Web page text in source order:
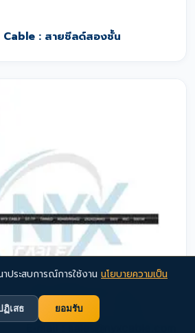
: สายชีลด์สองชั้น
ประสบการณ์การใช้งาน นโยบายความเป็น
ฏิเสธ ยอมรับ